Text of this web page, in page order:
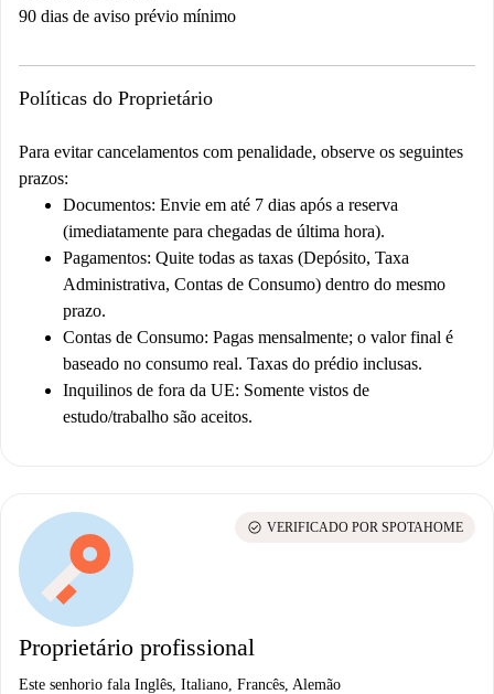
90 dias de aviso prévio mínimo
Políticas do Proprietário
Para evitar cancelamentos com penalidade, observe os seguintes
prazos:
Documentos: Envie em até 7 dias após a reserva
(imediatamente para chegadas de última hora).
Pagamentos: Quite todas as taxas (Depósito, Taxa
Administrativa, Contas de Consumo) dentro do mesmo
prazo.
Contas de Consumo: Pagas mensalmente; o valor final é
baseado no consumo real. Taxas do prédio inclusas.
Inquilinos de fora da UE: Somente vistos de
estudo/trabalho são aceitos.
Proprietário profissional
Este senhorio fala Inglês, Italiano, Francês, Alemão
check_circle VERIFICADO POR SPOTAHOME